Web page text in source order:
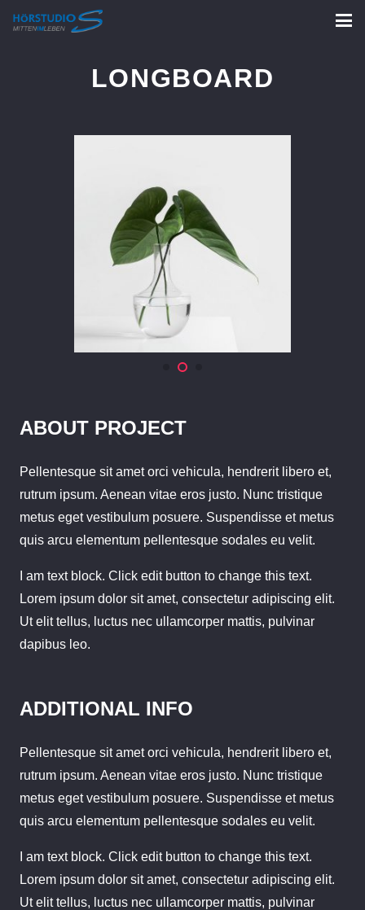
LONGBOARD
ABOUT PROJECT
Pellentesque sit amet orci vehicula, hendrerit libero et,
rutrum ipsum. Aenean vitae eros justo. Nunc tristique
metus eget vestibulum posuere. Suspendisse et metus
quis arcu elementum pellentesque sodales eu velit.
I am text block. Click edit button to change this text.
Lorem ipsum dolor sit amet, consectetur adipiscing elit.
Ut elit tellus, luctus nec ullamcorper mattis, pulvinar
dapibus leo.
ADDITIONAL INFO
Pellentesque sit amet orci vehicula, hendrerit libero et,
rutrum ipsum. Aenean vitae eros justo. Nunc tristique
metus eget vestibulum posuere. Suspendisse et metus
quis arcu elementum pellentesque sodales eu velit.
I am text block. Click edit button to change this text.
Lorem ipsum dolor sit amet, consectetur adipiscing elit.
Ut elit tellus, luctus nec ullamcorper mattis, pulvinar